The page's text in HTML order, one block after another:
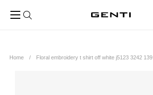
Home Floral embroidery t shirt off white j5123 3242 139